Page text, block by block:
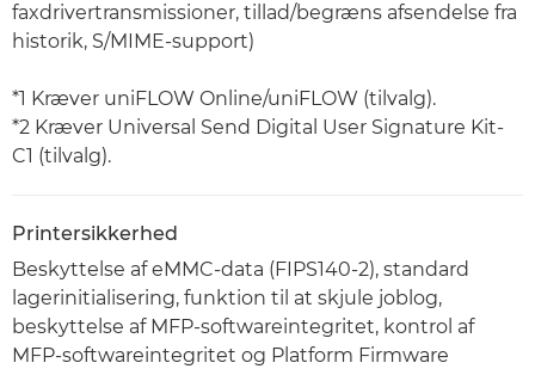
faxdrivertransmissioner, tillad/begræns afsendelse fra
historik, S/MIME-support)
*1 Kræver uniFLOW Online/uniFLOW (tilvalg).
*2 Kræver Universal Send Digital User Signature Kit-
C1 (tilvalg).
Printersikkerhed
Beskyttelse af eMMC-data (FIPS140-2), standard
lagerinitialisering, funktion til at skjule joblog,
beskyttelse af MFP-softwareintegritet, kontrol af
MFP-softwareintegritet og Platform Firmware